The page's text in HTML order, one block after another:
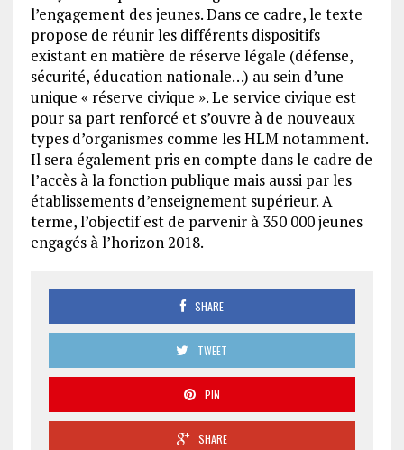
l’engagement des jeunes. Dans ce cadre, le texte
propose de réunir les différents dispositifs
existant en matière de réserve légale (défense,
sécurité, éducation nationale…) au sein d’une
unique « réserve civique ». Le service civique est
pour sa part renforcé et s’ouvre à de nouveaux
types d’organismes comme les HLM notamment.
Il sera également pris en compte dans le cadre de
l’accès à la fonction publique mais aussi par les
établissements d’enseignement supérieur. A
terme, l’objectif est de parvenir à 350 000 jeunes
engagés à l’horizon 2018.
SHARE
TWEET
PIN
SHARE